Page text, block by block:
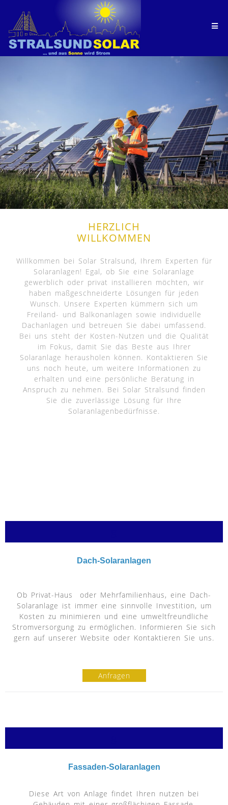
HERZLICH
WILLKOMMEN
Willkommen bei Solar Stralsund, Ihrem Experten für
Solaranlagen! Egal, ob Sie eine Solaranlage
gewerblich oder privat installieren möchten, wir
haben maßgeschneiderte Lösungen für jeden
Wunsch. Unsere Experten kümmern sich um
Freiland- und Balkonanlagen sowie individuelle
Dachanlagen und betreuen Sie dabei umfassend.
Bei uns steht der Kosten-Nutzen und die Qualität
im Fokus, damit Sie das Beste aus Ihrer
Solaranlage herausholen können. Kontaktieren Sie
uns noch heute, um weitere Informationen zu
erhalten und eine persönliche Beratung in
Anspruch zu nehmen. Bei Solar Stralsund finden
Sie die zuverlässige Lösung für Ihre
Solaranlagenbedürfnisse.
Dach-Solaranlagen
Ob Privat-Haus oder Mehrfamilienhaus, eine Dach-
Solaranlage ist immer eine sinnvolle Investition, um
Kosten zu minimieren und eine umweltfreundliche
Stromversorgung zu ermöglichen. Informieren Sie sich
gern auf unserer Website oder Kontaktieren Sie uns.
Anfragen
Fassaden-Solaranlagen
Diese Art von Anlage findet Ihren nutzen bei